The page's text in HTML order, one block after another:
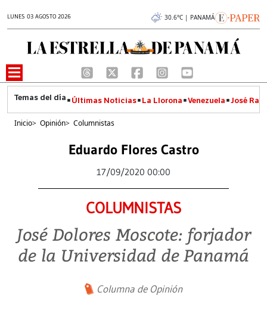
LUNES 03 AGOSTO 2026 30.6°C | PANAMÁ
Últimas Noticias La Llorona Venezuela José
Inicio> Opinión> Columnistas
Eduardo Flores Castro
17/09/2020 00:00
COLUMNISTAS
José Dolores Moscote: forjador
de la Universidad de Panamá
Columna de Opinión